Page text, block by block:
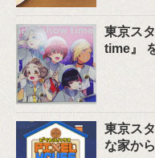
東京ス
time』
東京ス
な家か